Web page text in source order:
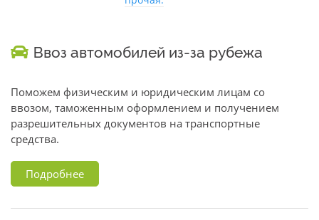
Ввоз автомобилей из-за рубежа
Поможем физическим и юридическим лицам со
ввозом, таможенным оформлением и получением
разрешительных документов на транспортные
средства.
Подробнее